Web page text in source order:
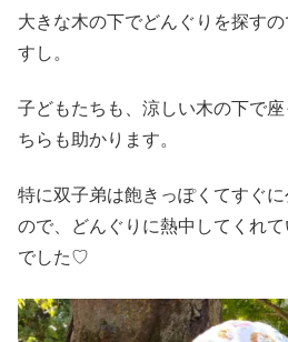
大きな木の下でどんぐりを探す
すし。
子どもたちも、涼しい木の下で
ちらも助かります。
特に双子弟は飽きっぽくてすぐ
ので、どんぐりに熱中してくれ
でした♡